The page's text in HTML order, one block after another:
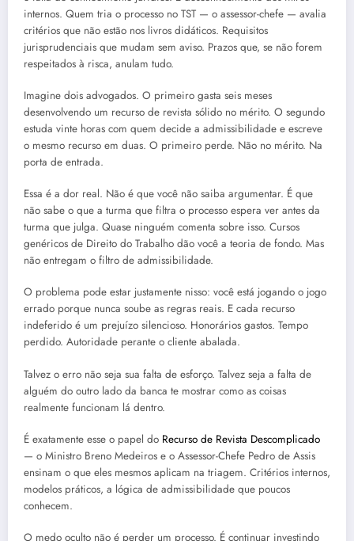
internos. Quem tria o processo no TST — o assessor-chefe — avalia
critérios que não estão nos livros didáticos. Requisitos
jurisprudenciais que mudam sem aviso. Prazos que, se não forem
respeitados à risca, anulam tudo.
Imagine dois advogados. O primeiro gasta seis meses
desenvolvendo um recurso de revista sólido no mérito. O segundo
estuda vinte horas com quem decide a admissibilidade e escreve
o mesmo recurso em duas. O primeiro perde. Não no mérito. Na
porta de entrada.
Essa é a dor real. Não é que você não saiba argumentar. É que
não sabe o que a turma que filtra o processo espera ver antes da
turma que julga. Quase ninguém comenta sobre isso. Cursos
genéricos de Direito do Trabalho dão você a teoria de fondo. Mas
não entregam o filtro de admissibilidade.
O problema pode estar justamente nisso: você está jogando o jogo
errado porque nunca soube as regras reais. E cada recurso
indeferido é um prejuízo silencioso. Honorários gastos. Tempo
perdido. Autoridade perante o cliente abalada.
Talvez o erro não seja sua falta de esforço. Talvez seja a falta de
alguém do outro lado da banca te mostrar como as coisas
realmente funcionam lá dentro.
É exatamente esse o papel do Recurso de Revista Descomplicado
— o Ministro Breno Medeiros e o Assessor-Chefe Pedro de Assis
ensinam o que eles mesmos aplicam na triagem. Critérios internos,
modelos práticos, a lógica de admissibilidade que poucos
conhecem.
O medo oculto não é perder um processo. É continuar investindo